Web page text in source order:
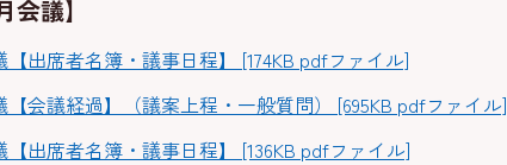
会議】
出席者名簿・議事日程】 [174KB pdfファイル]
会議経過】（議案上程・一般質問） [695KB pdfファイル]
出席者名簿・議事日程】 [136KB pdfファイル]